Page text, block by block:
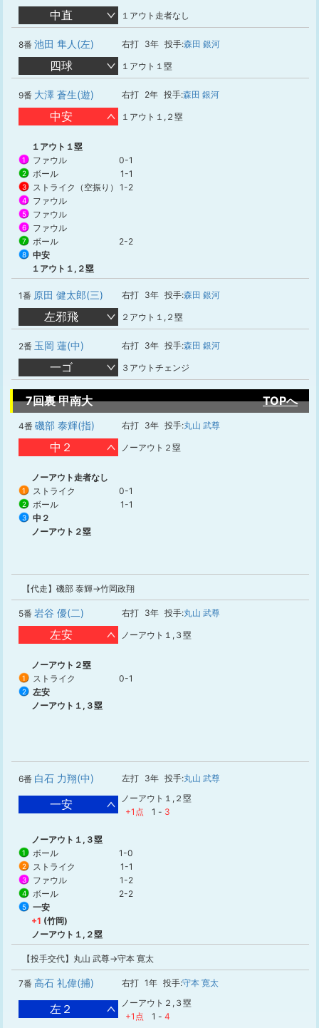
中直 １アウト走者なし
8番 池田 隼人(左) 右打 3年 投手:森田 銀河
四球 １アウト１塁
9番 大澤 蒼生(遊) 右打 2年 投手:森田 銀河
中安 １アウト１,２塁
１アウト１塁
1 ファウル 0-1
2 ボール 1-1
3 ストライク（空振り） 1-2
4 ファウル
5 ファウル
6 ファウル
7 ボール 2-2
8
中安
１アウト１,２塁
1番 原田 健太郎(三) 右打 3年 投手:森田 銀河
左邪飛 ２アウト１,２塁
2番 玉岡 蓮(中) 右打 3年 投手:森田 銀河
一ゴ ３アウトチェンジ
7回裏 甲南大 TOPへ
4番 磯部 泰輝(指) 右打 3年 投手:丸山 武尊
中２ ノーアウト２塁
ノーアウト走者なし
1 ストライク 0-1
2 ボール 1-1
3
中２
ノーアウト２塁
【代走】磯部 泰輝→竹岡政翔
5番 岩谷 優(二) 右打 3年 投手:丸山 武尊
左安 ノーアウト１,３塁
ノーアウト２塁
1 ストライク 0-1
2
左安
ノーアウト１,３塁
6番 白石 力翔(中) 左打 3年 投手:丸山 武尊
一安
ノーアウト１,２塁
+1点
1 - 3
ノーアウト１,３塁
1 ボール 1-0
2 ストライク 1-1
3 ファウル 1-2
4 ボール 2-2
5
一安
+1 (竹岡)
ノーアウト１,２塁
【投手交代】丸山 武尊→守本 寛太
7番 高石 礼偉(捕) 右打 1年 投手:守本 寛太
左２
ノーアウト２,３塁
+1点
1 - 4